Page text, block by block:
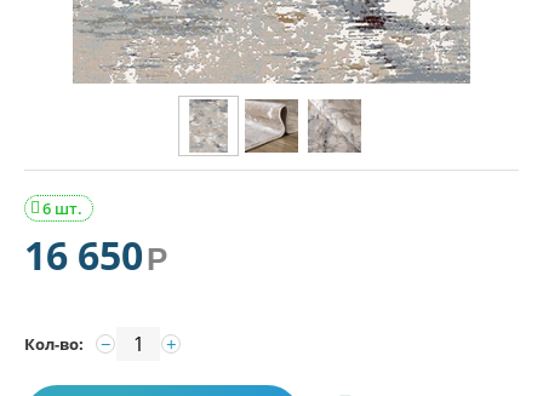
6 шт.

16 650Р
Кол-во: +
−